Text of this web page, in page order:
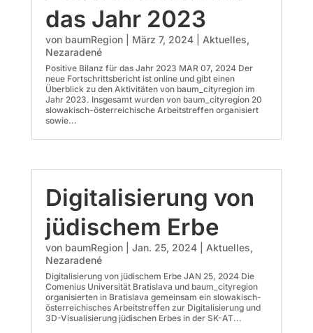
das Jahr 2023
von baumRegion| März 7, 2024| Aktuelles,
Nezaradené
Positive Bilanz für das Jahr 2023 MAR 07, 2024 Der
neue Fortschrittsbericht ist online und gibt einen
Überblick zu den Aktivitäten von baum_cityregion im
Jahr 2023. Insgesamt wurden von baum_cityregion 20
slowakisch-österreichische Arbeitstreffen organisiert
sowie...
Digitalisierung von
jüdischem Erbe
von baumRegion| Jan. 25, 2024| Aktuelles,
Nezaradené
Digitalisierung von jüdischem Erbe JAN 25, 2024 Die
Comenius Universität Bratislava und baum_cityregion
organisierten in Bratislava gemeinsam ein slowakisch-
österreichisches Arbeitstreffen zur Digitalisierung und
3D-Visualisierung jüdischen Erbes in der SK-AT...